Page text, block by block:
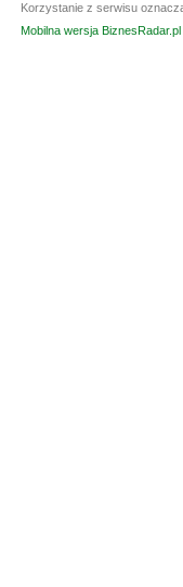
Korzystanie z serwisu
Mobilna wersja BiznesRadar.pl